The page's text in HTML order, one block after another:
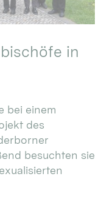
in
bei einem
des
besuchten sie